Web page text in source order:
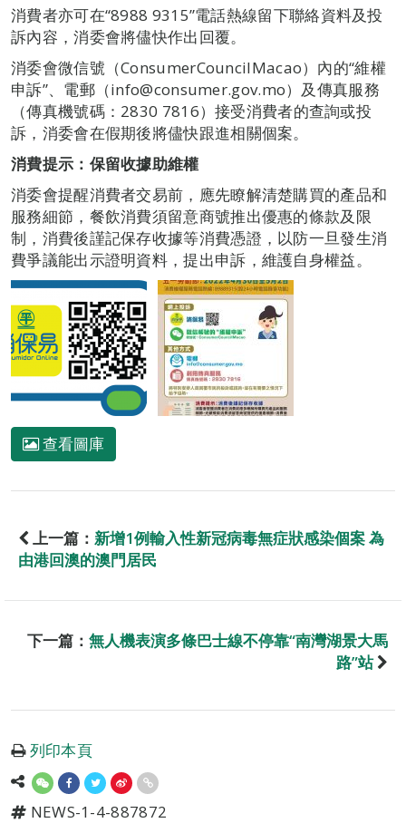
消費者亦可在“8988 9315”電話熱線留下聯絡資料及投
訴內容，消委會將儘快作出回覆。
消委會微信號（ConsumerCouncilMacao）內的“維權
申訴”、電郵（info@consumer.gov.mo）及傳真服務
（傳真機號碼：2830 7816）接受消費者的查詢或投
訴，消委會在假期後將儘快跟進相關個案。
消費提示：保留收據助維權
消委會提醒消費者交易前，應先瞭解清楚購買的產品和
服務細節，餐飲消費須留意商號推出優惠的條款及限
制，消費後謹記保存收據等消費憑證，以防一旦發生消
費爭議能出示證明資料，提出申訴，維護自身權益。
查看圖庫
上一篇： 新增1例輸入性新冠病毒無症狀感染個案 為
由港回澳的澳門居民
下一篇： 無人機表演多條巴士線不停靠“南灣湖景大馬
路”站
列印本頁
NEWS-1-4-887872